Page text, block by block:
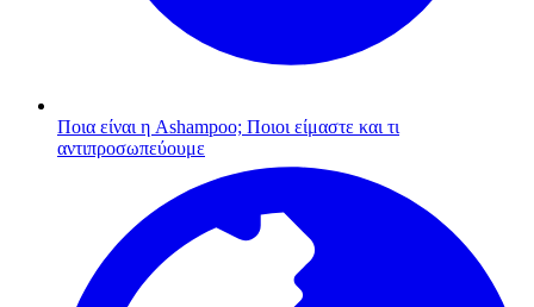
Ποια είναι η Ashampoo; Ποιοι είμαστε και τι
αντιπροσωπεύουμε